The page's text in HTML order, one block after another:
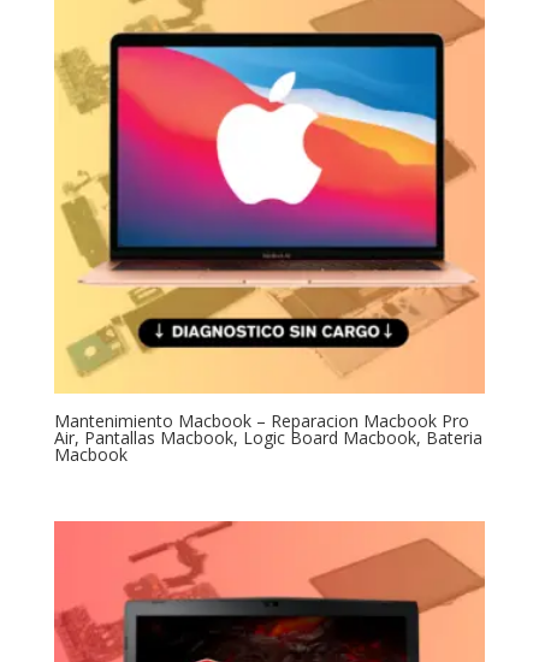
Mantenimiento Macbook – Reparacion Macbook Pro
Air, Pantallas Macbook, Logic Board Macbook, Bateria
Macbook